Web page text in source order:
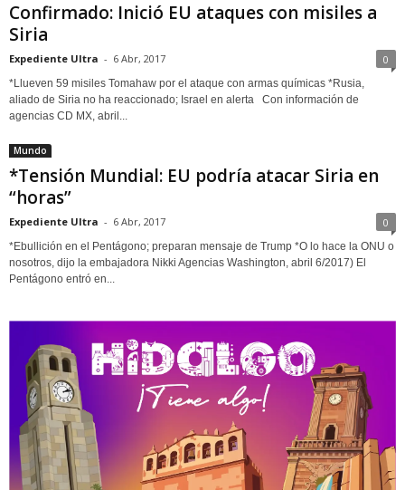
Confirmado: Inició EU ataques con misiles a
Siria
Expediente Ultra - 6 Abr, 2017 0
*Llueven 59 misiles Tomahaw por el ataque con armas químicas *Rusia,
aliado de Siria no ha reaccionado; Israel en alerta Con información de
agencias CD MX, abril...
Mundo
*Tensión Mundial: EU podría atacar Siria en
“horas”
Expediente Ultra - 6 Abr, 2017 0
*Ebullición en el Pentágono; preparan mensaje de Trump *O lo hace la ONU o
nosotros, dijo la embajadora Nikki Agencias Washington, abril 6/2017) El
Pentágono entró en...